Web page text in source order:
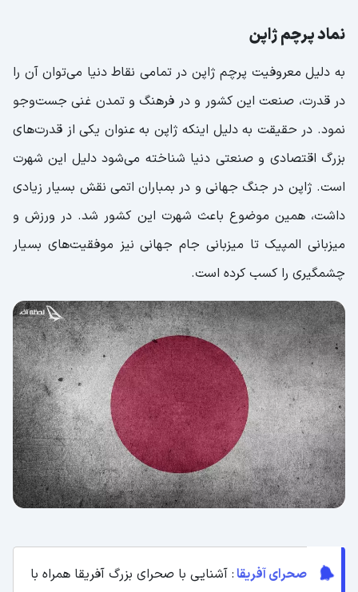
نماد پرچم ژاپن
به دلیل معروفیت پرچم ژاپن در تمامی نقاط دنیا می‌توان آن را
در قدرت، صنعت‌ این کشور و در فرهنگ و تمدن غنی جست‌وجو
نمود. در حقیقت به دلیل اینکه ژاپن به عنوان یکی از قدرت‌های
بزرگ اقتصادی و صنعتی دنیا شناخته می‌شود دلیل این شهرت
است. ژاپن در جنگ جهانی و در بمباران اتمی نقش بسیار زیادی
داشت، همین موضوع باعث شهرت این کشور شد. در ورزش و
میزبانی المپیک تا میزبانی جام جهانی نیز موفقیت‌های بسیار
چشمگیری را کسب کرده است.
صحرای آفریقا: آشنایی با صحرای بزرگ آفریقا همراه با